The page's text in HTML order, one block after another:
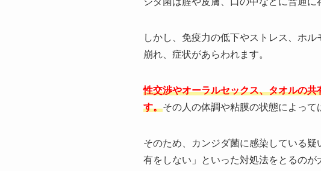
しかし、免疫力の低下やストレス、ホ
崩れ、症状があらわれます。
性交渉やオーラルセックス、タオルの
す。その人の体調や粘膜の状態によって
そのため、カンジダ菌に感染している
有をしない」といった対処法をとるのが